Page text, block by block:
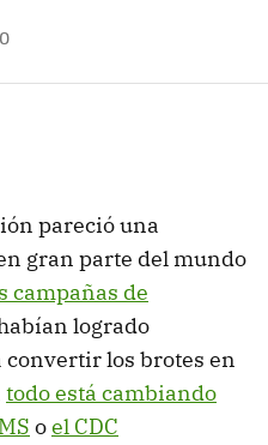
pareció una
gran parte del mundo
campañas de
logrado
los brotes en
todo está cambiando
oel CDC